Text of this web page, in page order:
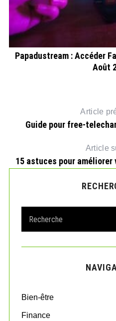
Papadustream : Accéder
Août
Article
Guide pour free-
Article
15 astuces pour
a
r
o
:
Bien-être
Finance